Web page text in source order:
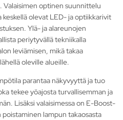
optinen suunnittelu
olevat LED- ja optiikkarivit
Ylä- ja alareunojen
periytyvällä tekniikalla
leviämisen, mikä takaa
oleville alueille.
parantaa näkyvyyttä ja tuo
tekee yöajosta turvallisemman ja
Lisäksi valaisimessa on E-Boost-
lampun takaosasta